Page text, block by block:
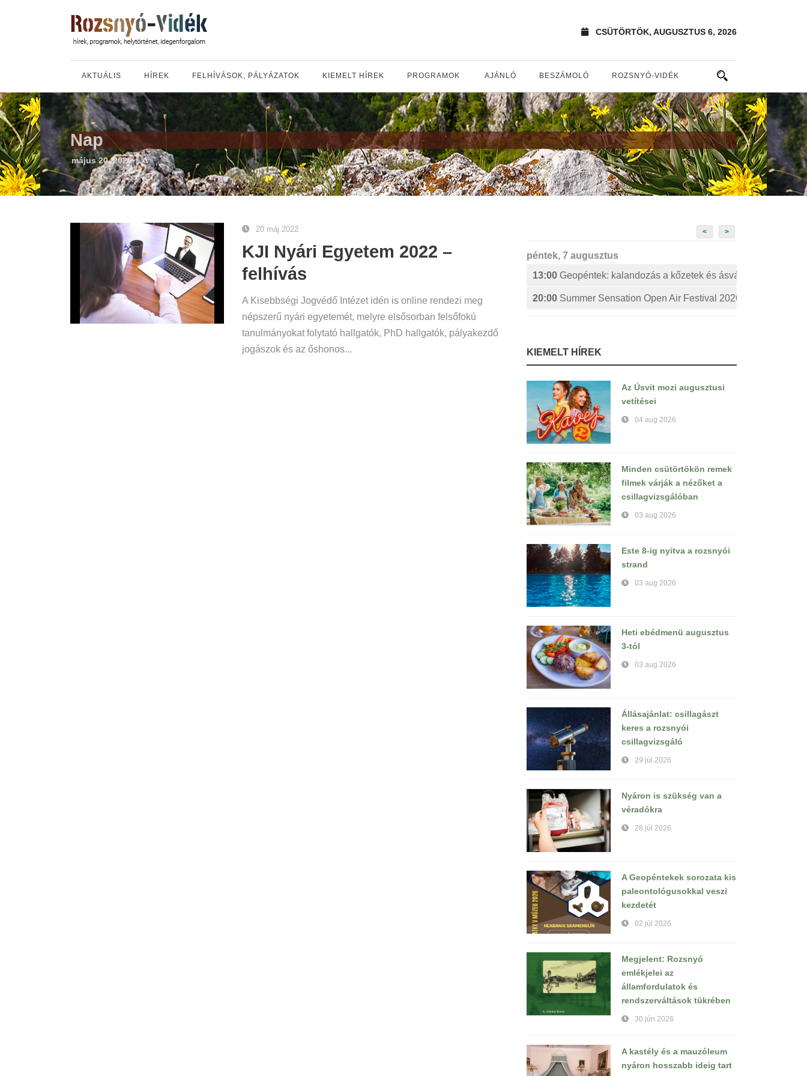
CSÜTÖRTÖK, AUGUSZTUS 6, 2026
AKTUÁLIS HÍREK FELHÍVÁSOK, PÁLYÁZATOK KIEMELT HÍREK PROGRAMOK AJÁNLÓ BESZÁMOLÓ ROZSNYÓ-VIDÉK
Nap
május 20, 2022
20 máj 2022
KJI Nyári Egyetem 2022 –
felhívás
A Kisebbségi Jogvédő Intézet idén is online rendezi meg
népszerű nyári egyetemét, melyre elsősorban felsőfokú
tanulmányokat folytató hallgatók, PhD hallgatók, pályakezdő
jogászok és az őshonos...
< >
péntek, 7 augusztus
13:00 Geopéntek: kalandozás a kőzetek és ásványok izgalmas
20:00 Summer Sensation Open Air Festival 2026:
KIEMELT HÍREK
Az Úsvit mozi augusztusi
vetítései
04 aug 2026
Minden csütörtökön remek
filmek várják a nézőket a
csillagvizsgálóban
03 aug 2026
Este 8-ig nyitva a rozsnyói
strand
03 aug 2026
Heti ebédmenü augusztus
3-tól
03 aug 2026
Állásajánlat: csillagászt
keres a rozsnyói
csillagvizsgáló
29 júl 2026
Nyáron is szükség van a
véradókra
28 júl 2026
A Geopéntekek sorozata kis
paleontológusokkal veszi
kezdetét
02 júl 2026
Megjelent: Rozsnyó
emlékjelei az
államfordulatok és
rendszerváltások tükrében
30 jún 2026
A kastély és a mauzóleum
nyáron hosszabb ideig tart